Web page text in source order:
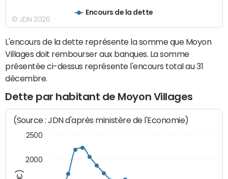
Encours de la dette
© JDN 2026
L'encours de la dette représente la somme que Moyon
Villages doit rembourser aux banques. La somme
présentée ci-dessus représente l'encours total au 31
décembre.
Dette par habitant de Moyon Villages
(Source : JDN d'après ministère de l'Economie)
2000
2500